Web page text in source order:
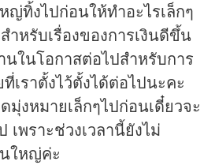
ญ่ทิ้งไปก่อนให้ทำอะไรเล็กๆ
ำหรับเรื่องของการเงินดีขึ้น
นในโอกาสต่อไปสำหรับการ
เราตั้งไว้ตั้งได้ต่อไปนะคะ
มุ่งหมายเล็กๆไปก่อนเดี๋ยวจะ
เพราะช่วงเวลานี้ยังไม่
ใหญ่ค่ะ